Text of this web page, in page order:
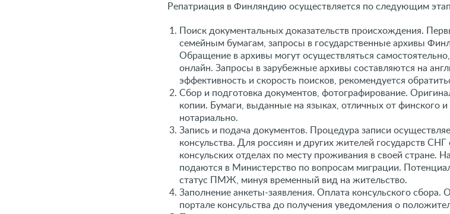
Репатриация в Финляндию осуществляется по следующим
Поиск документальных доказательств происхождения.
семейным бумагам, запросы в государственные архивы
Обращение в архивы могут осуществляться
онлайн. Запросы в зарубежные архивы составляются на
эффективность и скорость поисков, рекомендуется
Сбор и подготовка документов, фотографирование.
копии. Бумаги, выданные на языках, отличных от финского
нотариально.
Запись и подача документов. Процедура записи
консульства. Для россиян и других жителей государств
консульских отделах по месту проживания в своей стране.
подаются в Министерство по вопросам миграции.
статус ПМЖ, минуя временный вид на жительство.
Заполнение анкеты-заявления. Оплата консульского сбора.
портале консульства до получения уведомления о